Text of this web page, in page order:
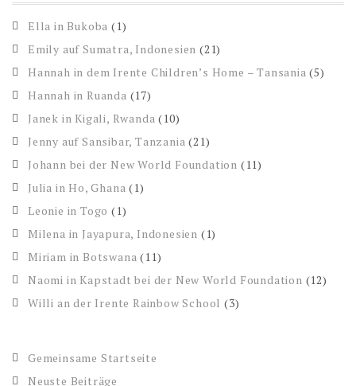
Ella in Bukoba (1)
Emily auf Sumatra, Indonesien (21)
Hannah in dem Irente Children’s Home – Tansania (5)
Hannah in Ruanda (17)
Janek in Kigali, Rwanda (10)
Jenny auf Sansibar, Tanzania (21)
Johann bei der New World Foundation (11)
Julia in Ho, Ghana (1)
Leonie in Togo (1)
Milena in Jayapura, Indonesien (1)
Miriam in Botswana (11)
Naomi in Kapstadt bei der New World Foundation (12)
Willi an der Irente Rainbow School (3)
Gemeinsame Startseite
Neuste Beiträge